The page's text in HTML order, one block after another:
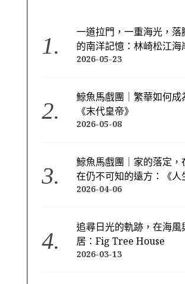
一道拉門，一重海光，落
的南洋記憶：林崎松江海
2026-05-23
鯨魚馬戲團｜繁華如何成
《末代皇帝》
2026-05-08
鯨魚馬戲團｜家的落定，
在仍不可知的遠方：《人
2026-04-06
追尋日光的軌跡，在海風
居：Fig Tree House
2026-03-13